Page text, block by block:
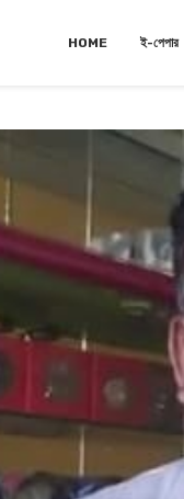
HOME ই-পেপার